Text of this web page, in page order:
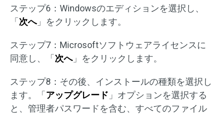
ステップ6：Windowsのエディションを選択し、
「次へ」をクリックします。
ステップ7：Microsoftソフトウェアライセンスに
同意し、「次へ」をクリックします。
ステップ8：その後、インストールの種類を選択し
ます。「アップグレード 」オプションを選択する
と、管理者パスワードを含む、すべてのファイル